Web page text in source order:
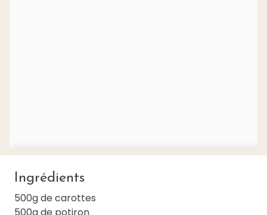
Ingrédients
500g de carottes